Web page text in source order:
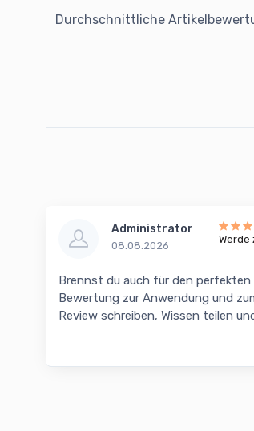
Durchschnittliche
Administrator
08.08.2026
Werde
Brennst du auch für den perfekten
Bewertung zur Anwendung und
Review schreiben, Wissen teilen